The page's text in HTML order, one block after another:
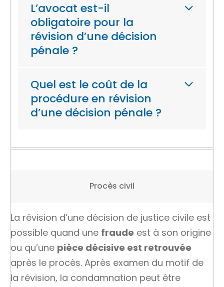
L’avocat est-il
obligatoire pour la
révision d’une décision
pénale ?
Quel est le coût de la
procédure en révision
d’une décision pénale ?
Procès civil
La révision d’une décision de justice civile est
possible quand une fraude est à son origine
ou qu’une pièce décisive est retrouvée
après le procès. Après examen du motif de
la révision, la condamnation peut être